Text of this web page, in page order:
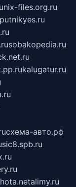
nix-files.org.ru
sobakopedia.ru
kalugatur.ru
схема-авто.рф
alimy.ru